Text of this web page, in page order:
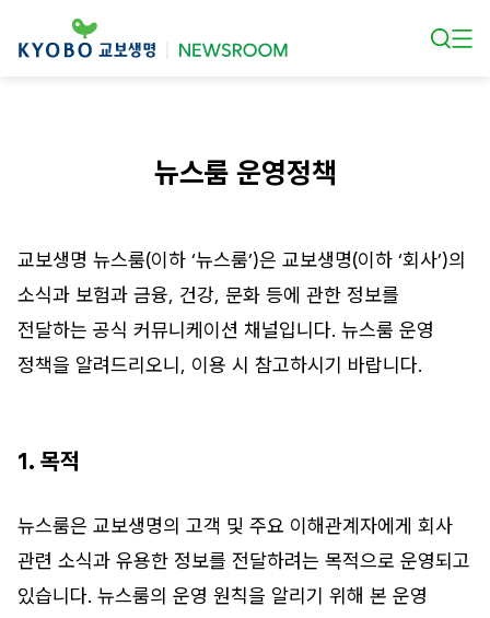
뉴스룸 운영정책
교보생명 뉴스룸(이하 ‘뉴스룸’)은 교보생명(이하 ‘회사’)의
소식과 보험과 금융, 건강, 문화 등에 관한 정보를
전달하는 공식 커뮤니케이션 채널입니다. 뉴스룸 운영
정책을 알려드리오니, 이용 시 참고하시기 바랍니다.
1. 목적
뉴스룸은 교보생명의 고객 및 주요 이해관계자에게 회사
관련 소식과 유용한 정보를 전달하려는 목적으로 운영되고
있습니다. 뉴스룸의 운영 원칙을 알리기 위해 본 운영